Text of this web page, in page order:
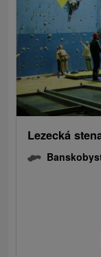
Lezecká